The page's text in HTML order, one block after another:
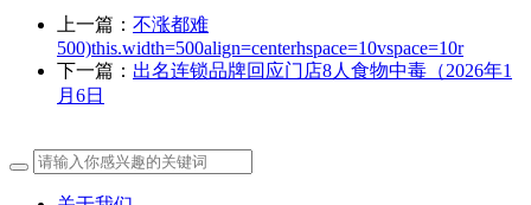
上一篇： 不涨都难
500)this.width=500align=centerhspace=10vspace=10r
下一篇： 出名连锁品牌回应门店8人食物中毒（2026年1
月6日